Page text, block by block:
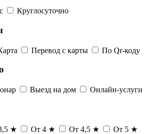
Круглосуточно
Перевод с карты По Qr-коду
Выезд на дом Онлайн-услуги
★ От 4 ★ От 4,5 ★ От 5 ★